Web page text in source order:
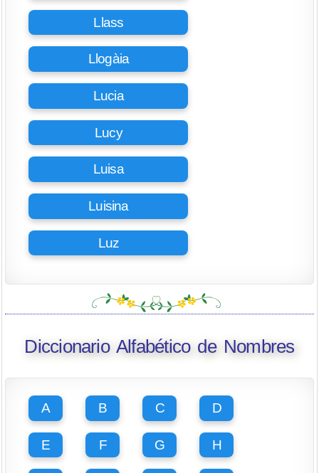
Llass
Llogàia
Lucia
Lucy
Luisa
Luisina
Luz
Diccionario Alfabético de Nombres
A B C D
E F G H